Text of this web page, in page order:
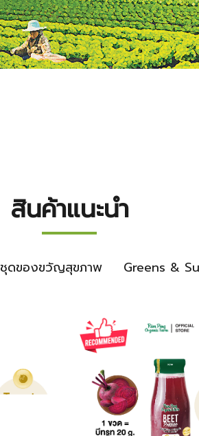
สินค้าแนะนำ
ชุดของขวัญสุขภาพ Greens &